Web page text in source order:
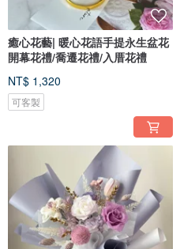
癒心花藝| 暖心花語手提永生盆花
開幕花禮/喬遷花禮/入厝花禮
NT$ 1,320
可客製